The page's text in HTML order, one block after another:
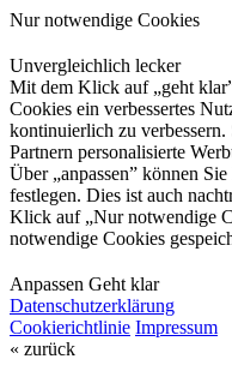
Nur notwendige Cookies
Unvergleichlich lecker
Mit dem Klick auf „geht
Cookies ein verbessertes
kontinuierlich zu
Partnern personalisierte
Über „anpassen” können
festlegen. Dies ist auch
Klick auf „Nur notwendige
notwendige Cookies
Anpassen Geht klar
Datenschutzerklärung
Cookierichtlinie Impressum
« zurück